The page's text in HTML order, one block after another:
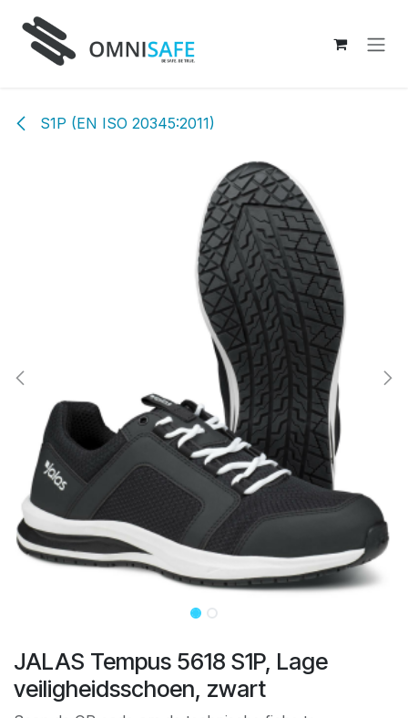
S1P (EN ISO 20345:2011)
JALAS Tempus 5618 S1P, Lage
veiligheidsschoen, zwart